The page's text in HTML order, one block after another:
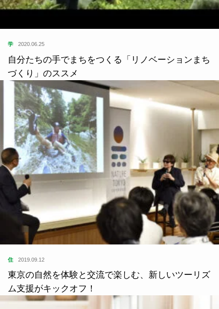
学 2020.06.25
自分たちの手でまちをつくる「リノベーションまち
づくり」のススメ
住 2019.09.12
東京の自然を体験と交流で楽しむ、新しいツーリズ
ム支援がキックオフ！